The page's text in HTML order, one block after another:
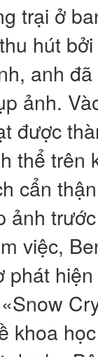
trại ở
hút
anh
ảnh.
được
thể trên
cẩn
ảnh
việc,
khoa